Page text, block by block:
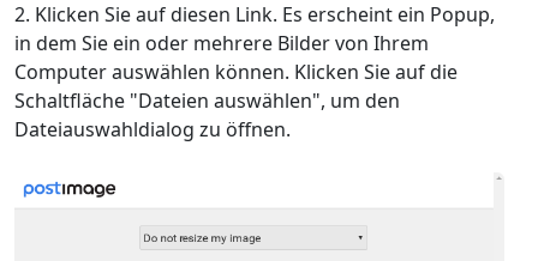
Klicken Sie auf diesen Link. Es erscheint ein Popup,
in dem Sie ein oder mehrere Bilder von Ihrem
Computer auswählen können. Klicken Sie auf die
Schaltfläche "Dateien auswählen", um den
Dateiauswahldialog zu öffnen.